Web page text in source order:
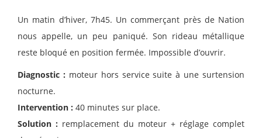
Un matin d’hiver, 7h45. Un commerçant près de Nation
nous appelle, un peu paniqué. Son rideau métallique
reste bloqué en position fermée. Impossible d’ouvrir.
Diagnostic : moteur hors service suite à une surtension
nocturne.
Intervention : 40 minutes sur place.
Solution : remplacement du moteur + réglage complet